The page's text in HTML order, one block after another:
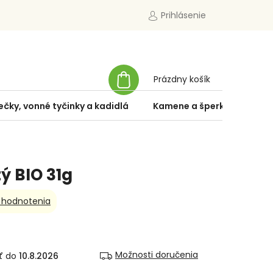
Prihlásenie
KOŠÍK
Prázdny košík
vonné tyčinky a kadidlá Kamene a šperky
BIO 31g
10.8.2026 Možnosti doručenia